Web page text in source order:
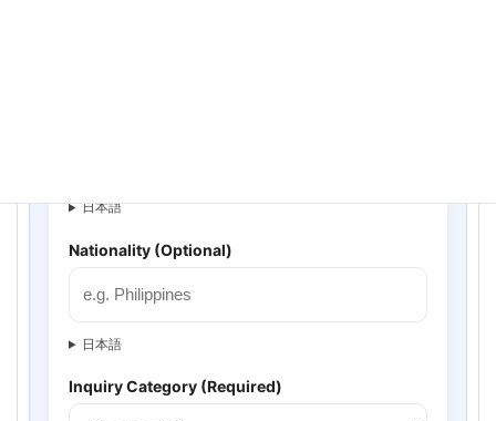
日本語
Nationality (Optional)
日本語
Inquiry Category (Required)